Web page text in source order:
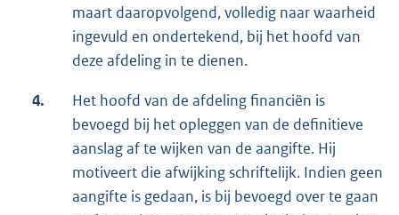
maart daaropvolgend, volledig naar waarheid
ingevuld en ondertekend, bij het hoofd van
deze afdeling in te dienen.
4.
Het hoofd van de afdeling financiën is
bevoegd bij het opleggen van de definitieve
aanslag af te wijken van de aangifte. Hij
motiveert die afwijking schriftelijk. Indien geen
aangifte is gedaan, is bij bevoegd over te gaan